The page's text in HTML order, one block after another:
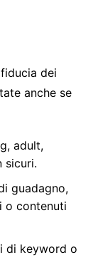
dei
anche se
adult,
sicuri.
guadagno,
o contenuti
di keyword o